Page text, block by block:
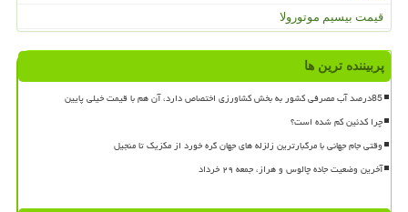
قیمت بیسیم موتورولا
پربیننده ترین ها
85درصد آب مصرفی کشور به بخش کشاورزی اختصاص دارد، آن هم با قیمت خیلی پایین
چرا کدئین کم شده است؟
وقتی جام جهانی با مرگبارترین زلزله های جهان گره خورد از مکزیک تا منجیل
آخرین وضعیت جاده چالوس و هراز، جمعه ۲۹ خرداد